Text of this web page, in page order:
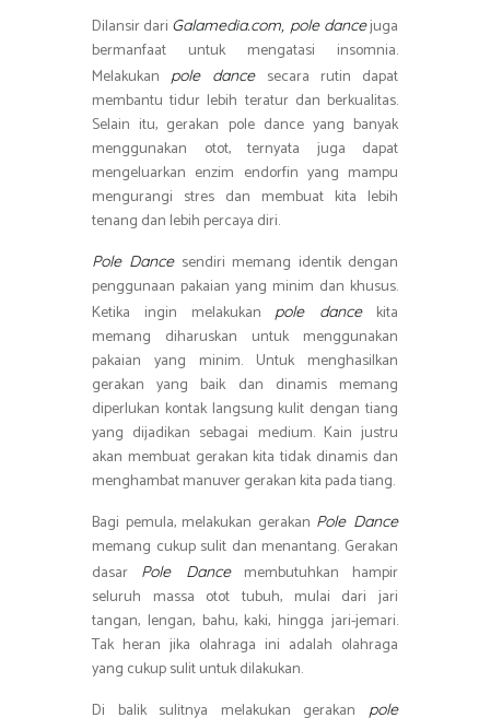
Dilansir dari Galamedia.com, pole dancejuga
bermanfaat untuk mengatasi insomnia.
Melakukanpole dancesecara rutin dapat
membantu tidur lebih teratur dan berkualitas.
Selain itu, gerakan pole dance yang banyak
menggunakan otot, ternyata juga dapat
mengeluarkan enzim endorfin yang mampu
mengurangi stres dan membuat kita lebih
tenang dan lebih percaya diri.
Pole Dancesendiri memang identik dengan
penggunaan pakaian yang minim dan khusus.
Ketika ingin melakukanpole dancekita
memang diharuskan untuk menggunakan
pakaian yang minim. Untuk menghasilkan
gerakan yang baik dan dinamis memang
diperlukan kontak langsung kulit dengan tiang
yang dijadikan sebagai medium. Kain justru
akan membuat gerakan kita tidak dinamis dan
menghambat manuver gerakan kita pada tiang.
Bagi pemula, melakukan gerakan Pole Dance
memang cukup sulit dan menantang. Gerakan
dasar
Pole Dancemembutuhkan hampir
seluruh massa otot tubuh, mulai dari jari
tangan, lengan, bahu, kaki, hingga jari-jemari.
Tak heran jika olahraga ini adalah olahraga
yang cukup sulit untuk dilakukan.
Di balik sulitnya melakukan gerakan
pole